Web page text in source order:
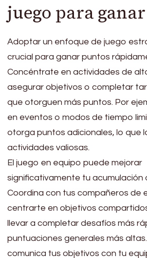
juego para
Adoptar un enfoque de juego
crucial para ganar puntos
Concéntrate en actividades de
asegurar objetivos o completar
que otorguen más puntos. Por
en eventos o modos de tiempo
otorga puntos adicionales, lo que
actividades valiosas.
El juego en equipo puede mejorar
significativamente tu acumulación
Coordina con tus compañeros de
centrarte en objetivos
llevar a completar desafíos más
puntuaciones generales más
comunica tus objetivos con tu